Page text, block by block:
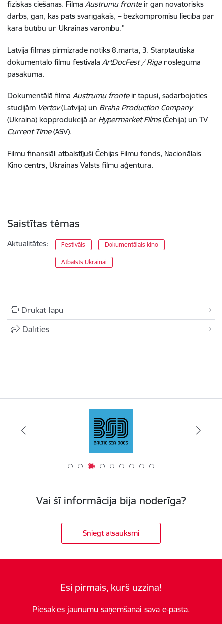
fiziskas ciešanas. Filma Austrumu fronteir gan novatorisks
darbs, gan, kas pats svarīgākais, – bezkompromisu liecība par
kara būtību un Ukrainas varonību.”
Latvijā filmas pirmizrāde notiks 8.martā, 3. Starptautiskā
dokumentālo filmu festivāla ArtDocFest / Riganoslēguma
pasākumā.
Dokumentālā filma Austrumu fronteir tapusi, sadarbojoties
studijām Vertov(Latvija) un Braha Production Company
(Ukraina) kopprodukcijā ar Hypermarket Films(Čehija) un TV
Current Time(ASV).
Filmu finansiāli atbalstījuši Čehijas Filmu fonds, Nacionālais
Kino centrs, Ukrainas Valsts filmu aģentūra.
Saistītas tēmas
Aktualitātes: Festivāls Dokumentālais kino
Atbalsts Ukrainai
Drukāt lapu
Dalīties
Vai šī informācija bija noderīga?
Sniegt atsauksmi
Esi pirmais, kurš uzzina!
Piesakies jaunumu saņemšanai savā e-pastā.